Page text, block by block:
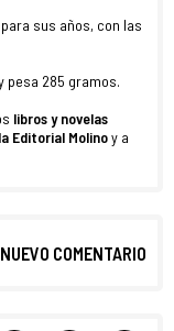
sus años, con las
pesa 285 gramos.
libros y novelas
Editorial Molinoy a
NUEVO COMENTARIO